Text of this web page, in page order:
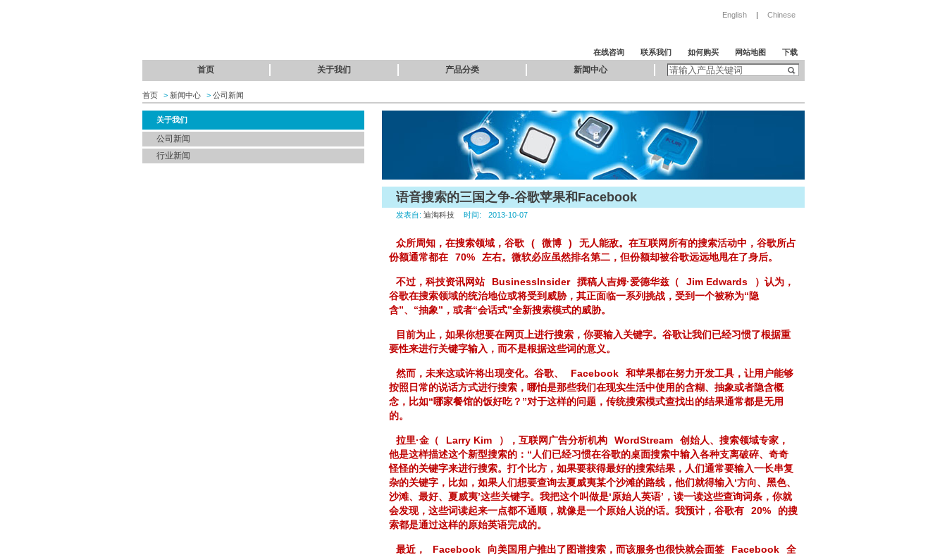
English | Chinese
在线咨询 联系我们 如何购买 网站地图 下载
首页 关于我们 产品分类 新闻中心
首页 > 新闻中心 > 公司新闻
关于我们
公司新闻
行业新闻
语音搜索的三国之争-谷歌苹果和Facebook
发表自: 迪淘科技 时间: 2013-10-07
众所周知，在搜索领域，谷歌 ( 微博 )
无人能敌。在互联网所有的搜索活动中，谷歌所占
份额通常都在
70% 左右。微软必应虽然排名第二，但份额却被谷歌远远地甩在了身后。
不过，科技资讯网站 BusinessInsider 撰稿人吉姆·爱德华兹（ Jim Edwards
）认为，
谷歌在搜索领域的统治地位或将受到威胁，其正面临一系列挑战，受到一个被称为“隐
含”、“抽象”，或者“会话式”全新搜索模式的威胁。
目前为止，如果你想要在网页上进行搜索，你要输入关键字。谷歌让我们已经习惯了根据重
要性来进行关键字输入，而不是根据这些词的意义。
然而，未来这或许将出现变化。谷歌、 Facebook
和苹果都在努力开发工具，让用户能够
按照日常的说话方式进行搜索，哪怕是那些我们在现实生活中使用的含糊、抽象或者隐含概
念，比如“哪家餐馆的饭好吃？”对于这样的问题，传统搜索模式查找出的结果通常都是无用
的。
拉里·金（ Larry Kim ），互联网广告分析机构 WordStream
创始人、搜索领域专家，
他是这样描述这个新型搜索的：“人们已经习惯在谷歌的桌面搜索中输入各种支离破碎、奇奇
怪怪的关键字来进行搜索。打个比方，如果要获得最好的搜索结果，人们通常要输入一长串复
杂的关键字，比如，如果人们想要查询去夏威夷某个沙滩的路线，他们就得输入‘方向、黑色、
沙滩、最好、夏威夷’这些关键字。我把这个叫做是‘原始人英语’，读一读这些查询词条，你就
会发现，这些词读起来一点都不通顺，就像是一个原始人说的话。我预计，谷歌有
20%
的搜
索都是通过这样的原始英语完成的。
最近， Facebook 向美国用户推出了图谱搜索，而该服务也很快就会面签 Facebook
全